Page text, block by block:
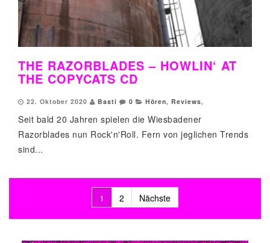
THE RAZORBLADES – HOWLIN‘ AT
THE COPYCATS CD
22. Oktober 2020 Basti 0 Hören, Reviews,
Seit bald 20 Jahren spielen die Wiesbadener
Razorblades nun Rock'n'Roll. Fern von jeglichen Trends
sind...
Beitragsnavigation
1 2 Nächste